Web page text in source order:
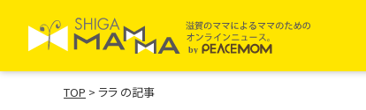
TOP > ララ の記事